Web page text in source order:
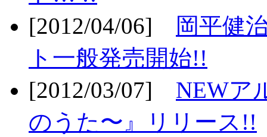
[2012/04/06]
岡平健
ト一般発売開始!!
[2012/03/07] NEWア
のうた〜』リリース!!